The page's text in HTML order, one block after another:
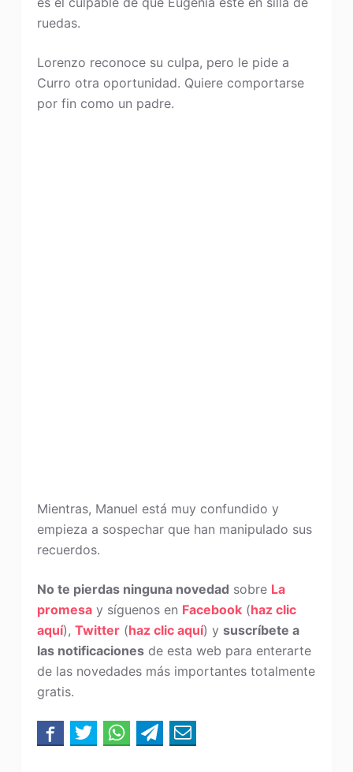
ruedas.
Lorenzo reconoce su culpa, pero le pide a
Curro otra oportunidad. Quiere comportarse
por fin como un padre.
Mientras, Manuel está muy confundido y
empieza a sospechar que han manipulado sus
recuerdos.
No te pierdas ninguna novedad sobre La
promesay síguenos en Facebook(haz clic
aquí), Twitter(haz clic aquí) y suscríbete a
las notificacionesde esta web para enterarte
de las novedades más importantes totalmente
gratis.